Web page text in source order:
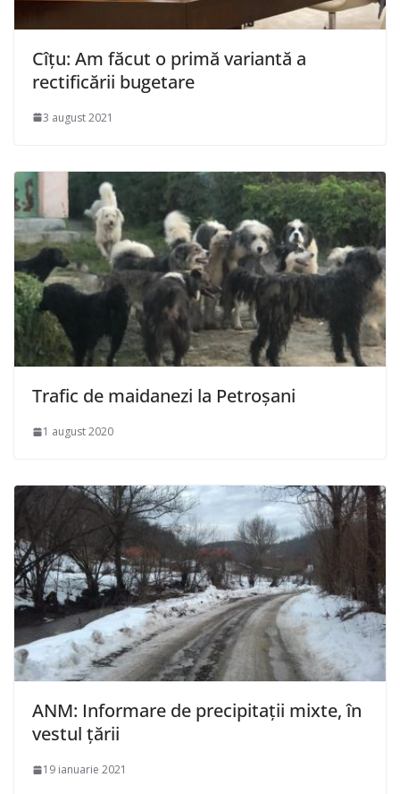
Cîţu: Am făcut o primă variantă a
rectificării bugetare
3 august 2021
Trafic de maidanezi la Petroșani
1 august 2020
ANM: Informare de precipitații mixte, în
vestul țării
19 ianuarie 2021